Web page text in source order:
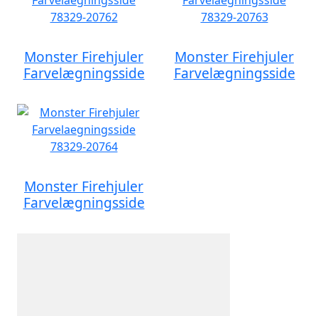
Monster Firehjuler
Farvelægningsside
Monster Firehjuler
Farvelægningsside
Monster Firehjuler
Farvelægningsside